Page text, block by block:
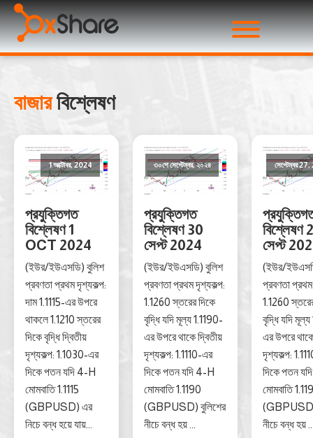
বাজারবিশ্লেষণ
1 অক্টোবর, 2024
প্রযুক্তিগত
বিশ্লেষণ 1
OCT 2024
(ইউর/ইউএসডি) বুলিশ
প্রবণতা প্রথম দৃশ্যকল্প:
দাম 1.1115-এর উপরে
থাকলে 1.1210 স্তরের
দিকে বৃদ্ধি দ্বিতীয়
দৃশ্যকল্প: 1.1030-এর
দিকে পতন যদি 4-H
মোমবাতি 1.1115
(GBPUSD) এর
নিচে বন্ধ হয়ে যায়...
৩০শে সেপ্টেম্বর, ২০২৪
প্রযুক্তিগত
বিশ্লেষণ 30
সেপ্ট 2024
(ইউর/ইউএসডি) বুলিশ
প্রবণতা প্রথম দৃশ্যকল্প:
1.1260 স্তরের দিকে
বৃদ্ধি যদি মূল্য 1.1190-
এর উপরে থাকে দ্বিতীয়
দৃশ্যকল্প: 1.1110-এর
দিকে পতন যদি 4-H
মোমবাতি 1.1190
(GBPUSD) বুলিশের
নীচে বন্ধ হয় ...
সেপ্টেম্বর
বিশ্লেষণ
সেপ্ট
(ইউর/
প্রবণতা
1.1260
বৃদ্ধি যদি
এর উপরে
দৃশ্যকল্প:
দিকে পতন
মোমবাতি
(GBPUSD)
নীচে বন্ধ হয়